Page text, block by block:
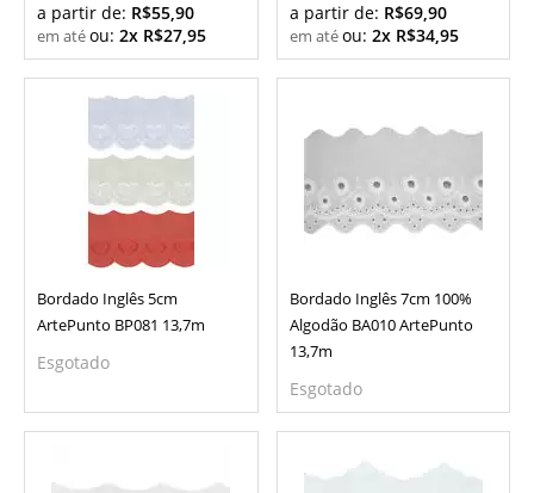
a partir de: R$55,90
ou: 2x R$27,95
a partir de: R$69,90
ou: 2x R$34,95
Bordado Inglês 5cm
ArtePunto BP081 13,7m
Esgotado
Bordado Inglês 7cm 100%
Algodão BA010 ArtePunto
13,7m
Esgotado